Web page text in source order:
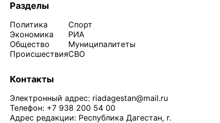
Разделы
Политика
Экономика
Общество
Происшествия
Спорт
РИА
Муниципалитеты
СВО
Контакты
Электронный адрес: riadagestan@mail.ru
Телефон: +7 938 200 54 00
Адрес редакции: Республика Дагестан, г.